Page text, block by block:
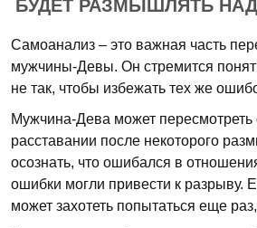
БУДЕТ РАЗМЫШЛЯТЬ
Самоанализ – это важная часть
мужчины-Девы. Он стремится
не так, чтобы избежать тех же
Мужчина-Дева может
расставании после некоторого
осознать, что ошибался в
ошибки могли привести к разрыву.
может захотеть попытаться еще